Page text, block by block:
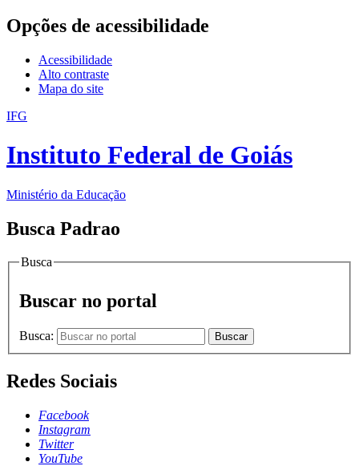
Opções de acessibilidade
Acessibilidade
Alto contraste
Mapa do site
IFG
Instituto Federal de Goiás
Ministério da Educação
Busca Padrao
Busca
Buscar no portal
Busca: Buscar
Redes Sociais
Facebook
Instagram
Twitter
YouTube